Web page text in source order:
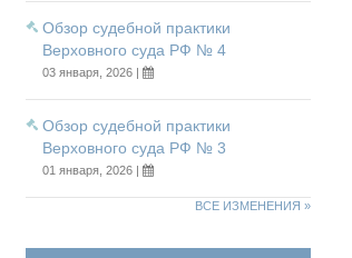
Обзор судебной практики
Верховного суда РФ № 4
03 января, 2026 |
Обзор судебной практики
Верховного суда РФ № 3
01 января, 2026 |
ВСЕ ИЗМЕНЕНИЯ »